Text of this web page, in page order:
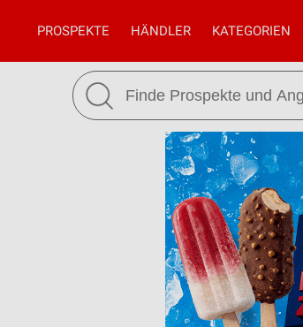
PROSPEKTE HÄNDLER KATEGORIEN